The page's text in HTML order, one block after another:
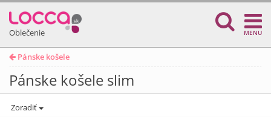
Oblečenie MENU
Pánske košele
Pánske košele slim
Zoradiť